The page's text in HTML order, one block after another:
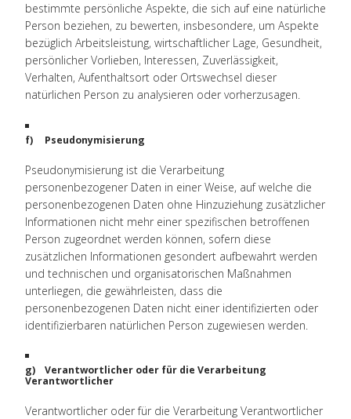
bestimmte persönliche Aspekte, die sich auf eine natürliche
Person beziehen, zu bewerten, insbesondere, um Aspekte
bezüglich Arbeitsleistung, wirtschaftlicher Lage, Gesundheit,
persönlicher Vorlieben, Interessen, Zuverlässigkeit,
Verhalten, Aufenthaltsort oder Ortswechsel dieser
natürlichen Person zu analysieren oder vorherzusagen.
f) Pseudonymisierung
Pseudonymisierung ist die Verarbeitung
personenbezogener Daten in einer Weise, auf welche die
personenbezogenen Daten ohne Hinzuziehung zusätzlicher
Informationen nicht mehr einer spezifischen betroffenen
Person zugeordnet werden können, sofern diese
zusätzlichen Informationen gesondert aufbewahrt werden
und technischen und organisatorischen Maßnahmen
unterliegen, die gewährleisten, dass die
personenbezogenen Daten nicht einer identifizierten oder
identifizierbaren natürlichen Person zugewiesen werden.
g) Verantwortlicher oder für die Verarbeitung
Verantwortlicher
Verantwortlicher oder für die Verarbeitung Verantwortlicher